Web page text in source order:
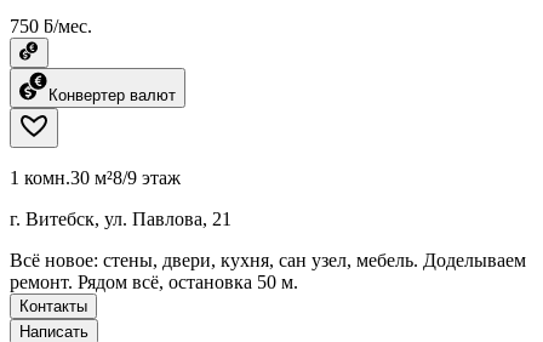
750 ƃ/мес.
Конвертер валют
1 комн.30 м²8/9 этаж
г. Витебск, ул. Павлова, 21
Всё новое: стены, двери, кухня, сан узел, мебель. Доделываем
ремонт. Рядом всё, остановка 50 м.
Контакты
Написать